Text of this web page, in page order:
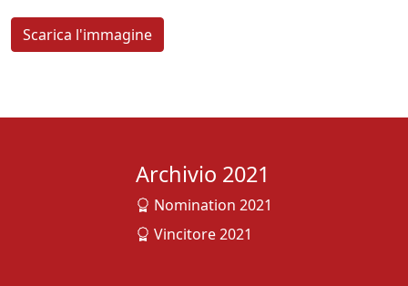
Scarica l'immagine
Archivio 2021
Nomination 2021
Vincitore 2021